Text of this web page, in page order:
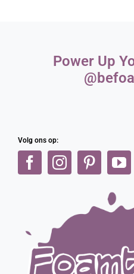
Power Up
Volg ons op: